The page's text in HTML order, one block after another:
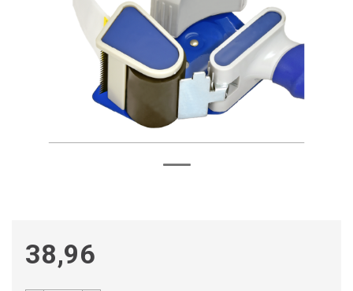
38,96